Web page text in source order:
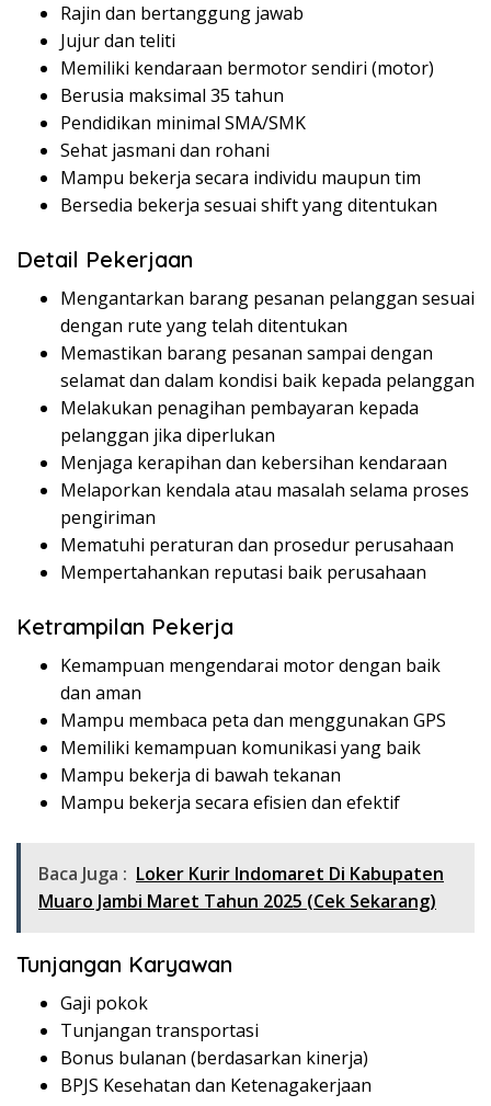
Rajin dan bertanggung jawab
Jujur dan teliti
Memiliki kendaraan bermotor sendiri (motor)
Berusia maksimal 35 tahun
Pendidikan minimal SMA/SMK
Sehat jasmani dan rohani
Mampu bekerja secara individu maupun tim
Bersedia bekerja sesuai shift yang ditentukan
Detail Pekerjaan
Mengantarkan barang pesanan pelanggan sesuai
dengan rute yang telah ditentukan
Memastikan barang pesanan sampai dengan
selamat dan dalam kondisi baik kepada pelanggan
Melakukan penagihan pembayaran kepada
pelanggan jika diperlukan
Menjaga kerapihan dan kebersihan kendaraan
Melaporkan kendala atau masalah selama proses
pengiriman
Mematuhi peraturan dan prosedur perusahaan
Mempertahankan reputasi baik perusahaan
Ketrampilan Pekerja
Kemampuan mengendarai motor dengan baik
dan aman
Mampu membaca peta dan menggunakan GPS
Memiliki kemampuan komunikasi yang baik
Mampu bekerja di bawah tekanan
Mampu bekerja secara efisien dan efektif
Baca Juga : Loker Kurir Indomaret Di Kabupaten
Muaro Jambi Maret Tahun 2025 (Cek Sekarang)
Tunjangan Karyawan
Gaji pokok
Tunjangan transportasi
Bonus bulanan (berdasarkan kinerja)
BPJS Kesehatan dan Ketenagakerjaan